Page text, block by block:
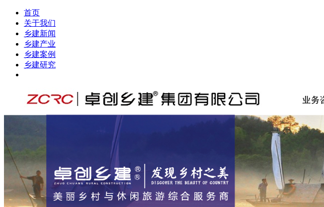
首页
关于我们
乡建新闻
乡建产业
乡建案例
乡建研究